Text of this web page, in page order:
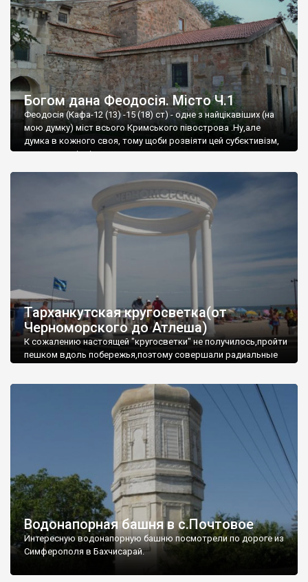
Богом дана Феодосія. Місто Ч.1
Феодосія (Кафа-12 (13) -15 (18) ст) - одне з найцікавіших (на
мою думку) міст всього Кримського півострова .Ну,але
думка в кожного своя, тому щоби розвіяти цей субєктивізм,
запрошую відвідати це
Тарханкутская кругосветка(от
Черноморского до Атлеша)
К сожалению настоящей "кругосветки" не получилось,пройти
пешком вдоль побережья,поэтому совершали радиальные
Водонапорная башня в с.Почтовое
Интересную водонапорную башню посмотрели по дороге из
Симферополя в Бахчисарай.